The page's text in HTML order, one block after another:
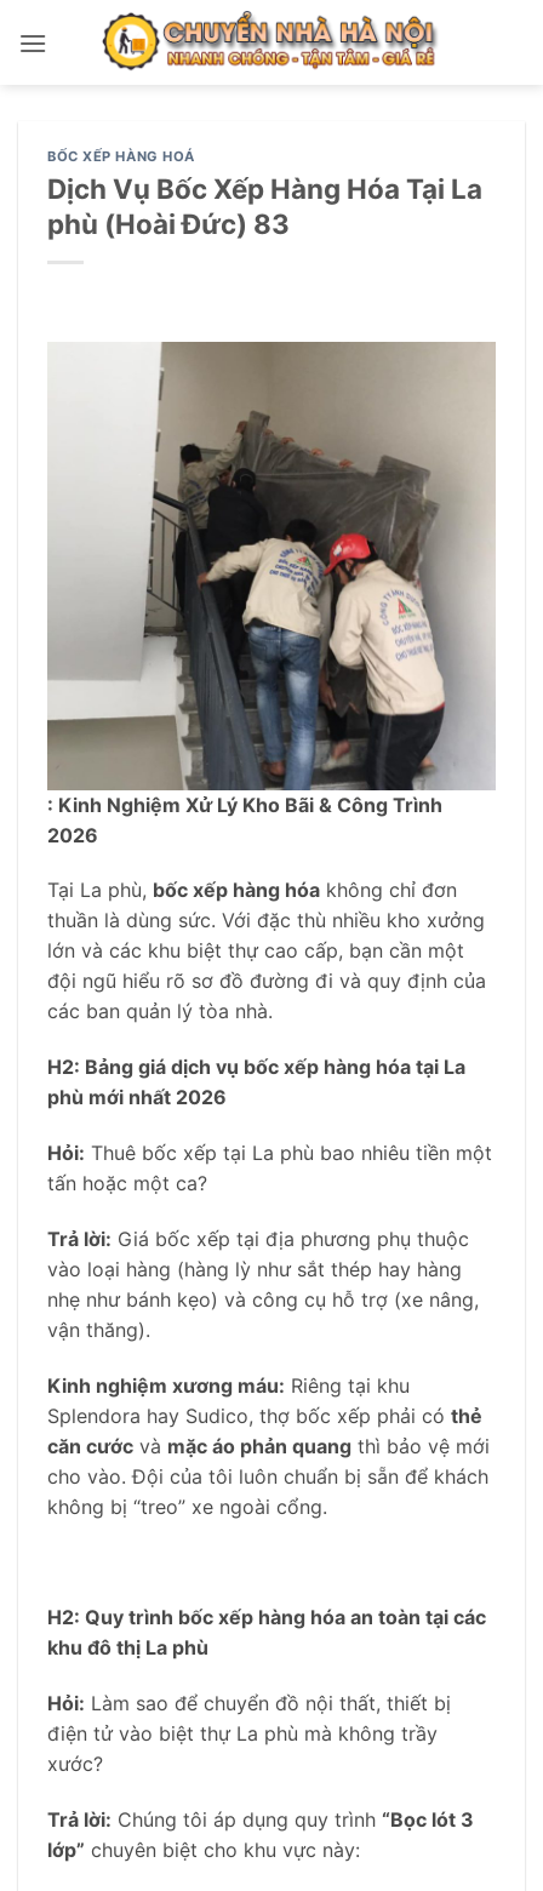
qua
BỐC XẾP HÀNG HOÁ
Dịch Vụ Bốc Xếp Hàng Hóa Tại La
phù (Hoài Đức) 83
: Kinh Nghiệm Xử Lý Kho Bãi & Công Trình
2026
Tại La phù, bốc xếp hàng hóa không chỉ đơn
thuần là dùng sức. Với đặc thù nhiều kho xưởng
lớn và các khu biệt thự cao cấp, bạn cần một
đội ngũ hiểu rõ sơ đồ đường đi và quy định của
các ban quản lý tòa nhà.
H2: Bảng giá dịch vụ bốc xếp hàng hóa tại La
phù mới nhất 2026
Hỏi: Thuê bốc xếp tại La phù bao nhiêu tiền một
tấn hoặc một ca?
Trả lời: Giá bốc xếp tại địa phương phụ thuộc
vào loại hàng (hàng lỳ như sắt thép hay hàng
nhẹ như bánh kẹo) và công cụ hỗ trợ (xe nâng,
vận thăng).
Kinh nghiệm xương máu: Riêng tại khu
Splendora hay Sudico, thợ bốc xếp phải có thẻ
căn cước và mặc áo phản quang thì bảo vệ mới
cho vào. Đội của tôi luôn chuẩn bị sẵn để khách
không bị “treo” xe ngoài cổng.
H2: Quy trình bốc xếp hàng hóa an toàn tại các
khu đô thị La phù
Hỏi: Làm sao để chuyển đồ nội thất, thiết bị
điện tử vào biệt thự La phù mà không trầy
xước?
Trả lời: Chúng tôi áp dụng quy trình “Bọc lót 3
lớp” chuyên biệt cho khu vực này: